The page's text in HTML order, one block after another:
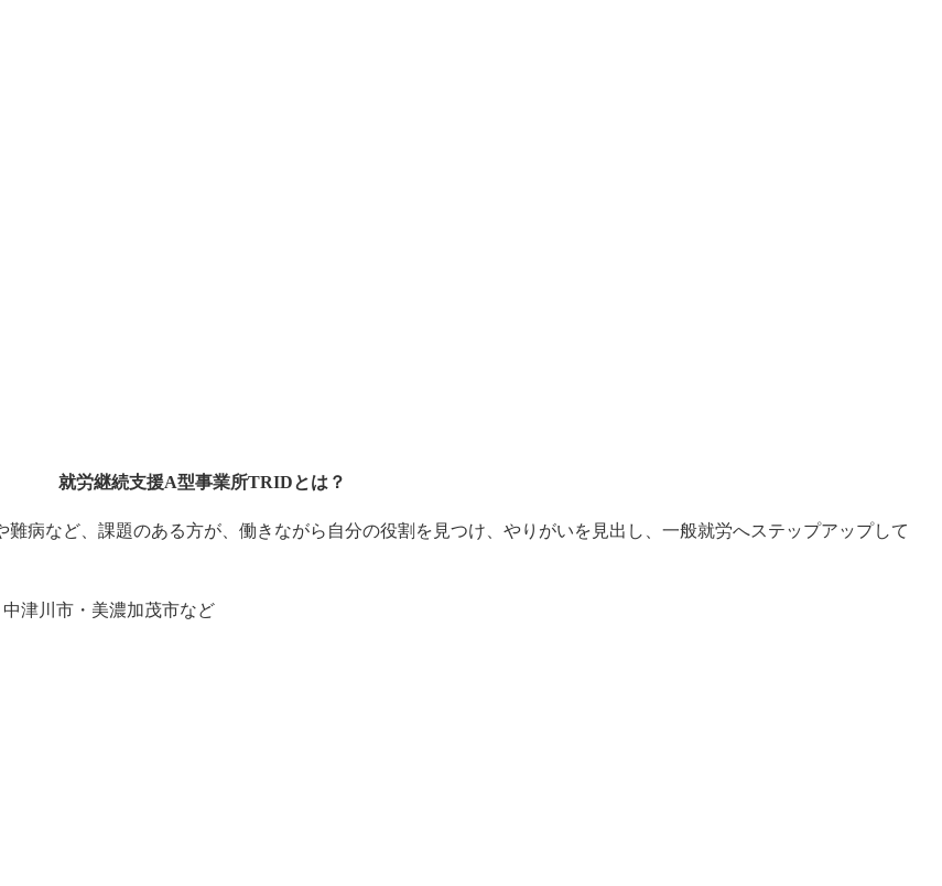
就労継続支援A型事業所TRIDとは？
病など、課題のある方が、働きながら自分の役割を見つけ、やりがいを見出し、一般就労へステップアップして
津川市・美濃加茂市など